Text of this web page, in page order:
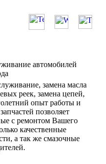
автомобилей
замена масла
реек, замена цепей,
опыт работы и
позволяет
с ремонтом Вашего
качественные
а так же смазочные